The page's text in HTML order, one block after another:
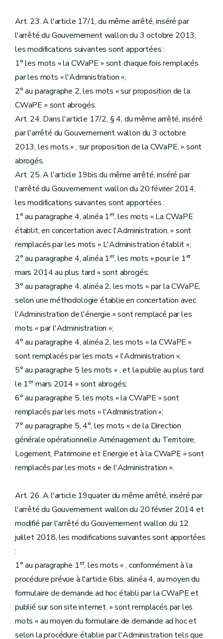
Art. 23. A l'article 17/1, du même arrêté, inséré par
l'arrêté du Gouvernement wallon du 3 octobre 2013,
les modifications suivantes sont apportées :
1° les mots « la CWaPE » sont chaque fois remplacés
par les mots « l'Administration »;
2° au paragraphe 2, les mots « sur proposition de la
CWaPE » sont abrogés.
Art. 24. Dans l'article 17/2, § 4, du même arrêté, inséré
par l'arrêté du Gouvernement wallon du 3 octobre
2013, les mots « , sur proposition de la CWaPE, » sont
abrogés.
Art. 25. A l'article 19bis du même arrêté, inséré par
l'arrêté du Gouvernement wallon du 20 février 2014,
les modifications suivantes sont apportées :
1° au paragraphe 4, alinéa 1er, les mots « La CWaPE
établit, en concertation avec l'Administration, » sont
remplacés par les mots « L'Administration établit »;
2° au paragraphe 4, alinéa 1er, les mots « pour le 1er
mars 2014 au plus tard » sont abrogés;
3° au paragraphe 4, alinéa 2, les mots « par la CWaPE,
selon une méthodologie établie en concertation avec
l'Administration de l'énergie » sont remplacé par les
mots « par l'Administration »;
4° au paragraphe 4, alinéa 2, les mots « la CWaPE »
sont remplacés par les mots « l'Administration »;
5° au paragraphe 5 les mots « , et la publie au plus tard
le 1ermars 2014 » sont abrogés;
6° au paragraphe 5, les mots « la CWaPE » sont
remplacés par les mots « l'Administration »;
7° au paragraphe 5, 4°, les mots « de la Direction
générale opérationnelle Aménagement du Territoire,
Logement, Patrimoine et Energie et à la CWaPE » sont
remplacés par les mots « de l'Administration ».
Art. 26. A l'article 19quater du même arrêté, inséré par
l'arrêté du Gouvernement wallon du 20 février 2014 et
modifié par l'arrêté du Gouvernement wallon du 12
juillet 2018, les modifications suivantes sont apportées
:
1° au paragraphe 1er, les mots « , conformément à la
procédure prévue à l'article 6bis, alinéa 4, au moyen du
formulaire de demande ad hoc établi par la CWaPE et
publié sur son site internet. » sont remplacés par les
mots « au moyen du formulaire de demande ad hoc et
selon la procédure établie par l'Administration tels que